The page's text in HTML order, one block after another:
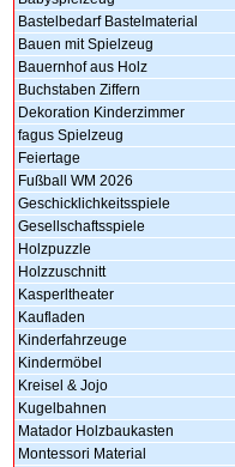
Bastelbedarf Bastelmaterial
Bauen mit Spielzeug
Bauernhof aus Holz
Buchstaben Ziffern
Dekoration Kinderzimmer
fagus Spielzeug
Feiertage
Fußball WM 2026
Geschicklichkeitsspiele
Gesellschaftsspiele
Holzpuzzle
Holzzuschnitt
Kasperltheater
Kaufladen
Kinderfahrzeuge
Kindermöbel
Kreisel & Jojo
Kugelbahnen
Matador Holzbaukasten
Montessori Material